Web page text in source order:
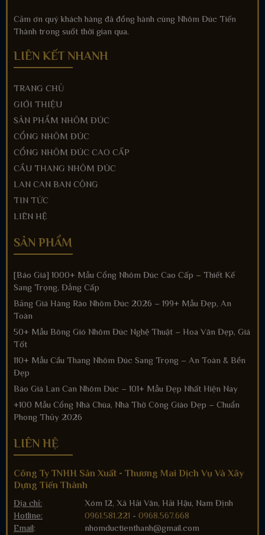
Cảm ơn quý khách hàng đã đồng hành cùng Nhôm Đúc Tiến
Thành trong suốt thời gian qua.
LIÊN KẾT NHANH
TRANG CHỦ
GIỚI THIỆU
SẢN PHẨM NHÔM ĐÚC
CỔNG NHÔM ĐÚC
CỔNG NHÔM ĐÚC CAO CẤP
CẦU THANG NHÔM ĐÚC
LAN CAN BAN CÔNG
TIN TỨC
LIÊN HỆ
SẢN PHẨM
[Báo Giá] 1000+ Mẫu Cổng Nhôm Đúc Cao Cấp – Thiết Kế
Sang Trọng, Đẳng Cấp
Bảng Giá Hàng Rào Nhôm Đúc 2026 – 199+ Mẫu Đẹp, An
Toàn
50+ Mẫu Bông Gió Nhôm Đúc Nghệ Thuật – Hoa Văn Đẹp, Giá
Tốt
110+ Mẫu Cầu Thang Nhôm Đúc Sang Trọng – An Toàn & Bền
Đẹp
Báo Giá Lan Can Nhôm Đúc – 101+ Mẫu Đẹp Nhất Hiện Nay
+100 Mẫu Cổng Nhà Chùa, Nhà Thờ Công Giáo Đẹp – Chuẩn
Phong Thủy 2026
LIÊN HỆ
Công Ty TNHH Sản Xuất - Thương Mai Dịch Vụ Và Xây
Dựng Tiến Thành
Địa chỉ:
Xóm 12, Xã Hải Vân, Hải Hậu, Nam Định
Hotline:
0961.581.221 - 0968.567.668
Email: nhomductienthanh@gmail.com